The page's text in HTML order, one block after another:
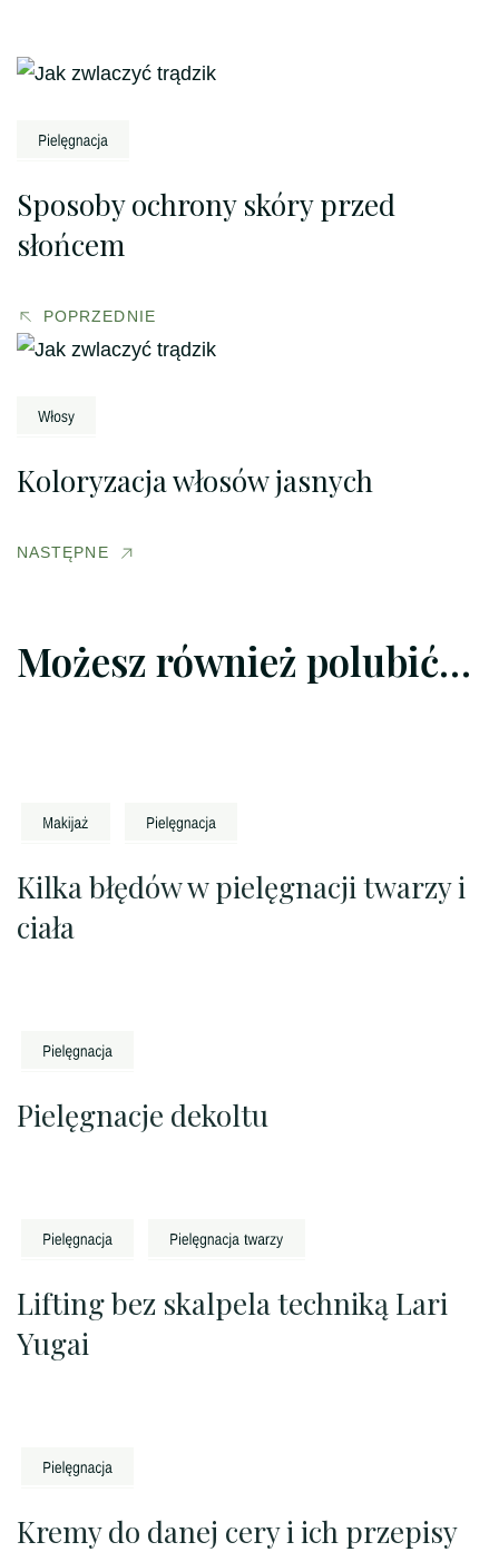
Nawigacja
wpisu
Sposoby ochrony skóry przed
słońcem
POPRZEDNIE
Koloryzacja włosów jasnych
NASTĘPNE
Możesz również polubić…
Kilka błędów w pielęgnacji twarzy i
ciała
Pielęgnacje dekoltu
Lifting bez skalpela techniką Lari
Yugai
Kremy do danej cery i ich przepisy